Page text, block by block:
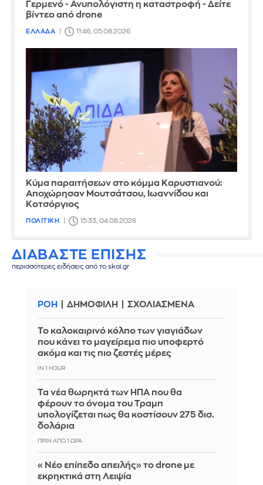
Γερμενό - Ανυπολόγιστη η καταστροφή - Δείτε
βίντεο από drone
ΕΛΛΑΔΑ 11:46, 05.08.2026
Κύμα παραιτήσεων στο κόμμα Καρυστιανού:
Αποχώρησαν Μουτσάτσου, Ιωαννίδου και
Κοτσόργιος
ΠΟΛΙΤΙΚΗ 15:33, 04.08.2026
ΔΙΑΒΑΣΤΕ ΕΠΙΣΗΣ
περισσότερες ειδήσεις από το skai.gr
ΡΟΗ ΔΗΜΟΦΙΛΗ ΣΧΟΛΙΑΣΜΕΝΑ
Το καλοκαιρινό κόλπο των γιαγιάδων
που κάνει το μαγείρεμα πιο υποφερτό
ακόμα και τις πιο ζεστές μέρες
IN 1 HOUR
Τα νέα θωρηκτά των ΗΠΑ που θα
φέρουν το όνομα του Τραμπ
υπολογίζεται πως θα κοστίσουν 275 δισ.
δολάρια
ΠΡΙΝ ΑΠΌ 1 ΏΡΑ
«Νέο επίπεδο απειλής» το drone με
εκρηκτικά στη Λειψία